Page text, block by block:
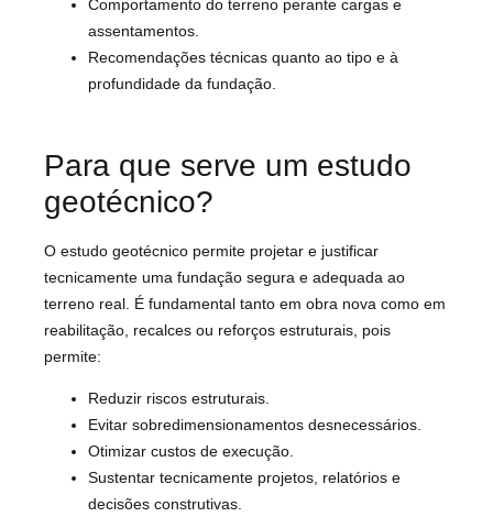
Comportamento do terreno perante cargas e
assentamentos.
Recomendações técnicas quanto ao tipo e à
profundidade da fundação.
Para que serve um estudo
geotécnico?
O estudo geotécnico permite projetar e justificar
tecnicamente uma fundação segura e adequada ao
terreno real. É fundamental tanto em obra nova como em
reabilitação, recalces ou reforços estruturais, pois
permite:
Reduzir riscos estruturais.
Evitar sobredimensionamentos desnecessários.
Otimizar custos de execução.
Sustentar tecnicamente projetos, relatórios e
decisões construtivas.